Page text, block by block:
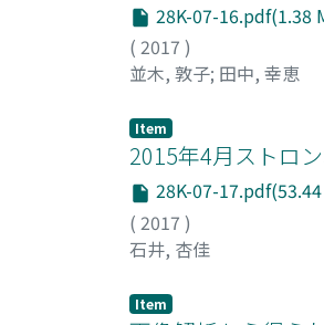
28K-07-16.pdf(1.38
( 2017 )
並木, 敦子; 田中, 幸恵
Item
2015年4月ストロ
28K-07-
( 2017 )
石井, 杏佳
Item